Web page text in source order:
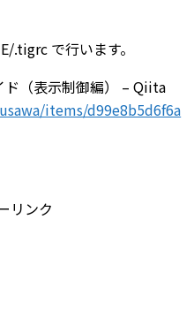
.tigrc で行います。
（表示制御編） – Qiita
items/d99e8b5d6f6a
リンク